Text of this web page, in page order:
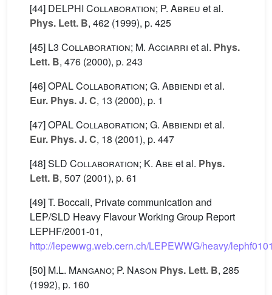
[44] DELPHI Collaboration; P. Abreu et al.
Phys. Lett. B, 462 (1999), p. 425
[45] L3 Collaboration; M. Acciarri et al. Phys.
Lett. B, 476 (2000), p. 243
[46]OPAL Collaboration; G. Abbiendi et al.
Eur. Phys. J. C, 13 (2000), p. 1
[47]OPAL Collaboration; G. Abbiendi et al.
Eur. Phys. J. C, 18 (2001), p. 447
[48]SLD Collaboration; K. Abe et al. Phys.
Lett. B, 507 (2001), p. 61
[49] T. Boccali, Private communication and
LEP/SLD Heavy Flavour Working Group Report
LEPHF/2001-01,
http://lepewwg.web.cern.ch/LEPEWWG/heavy/
[50] M.L. Mangano; P. Nason Phys. Lett. B, 285
(1992), p. 160